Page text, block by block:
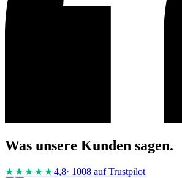
Was unsere Kunden sagen.
★★★★ ★4,8· 1008 auf Trustpilot